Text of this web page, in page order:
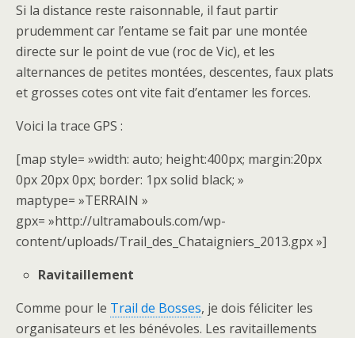
Si la distance reste raisonnable, il faut partir
prudemment car l’entame se fait par une montée
directe sur le point de vue (roc de Vic), et les
alternances de petites montées, descentes, faux plats
et grosses cotes ont vite fait d’entamer les forces.
Voici la trace GPS :
[map style= »width: auto; height:400px; margin:20px
0px 20px 0px; border: 1px solid black; »
maptype= »TERRAIN »
gpx= »http://ultramabouls.com/wp-
content/uploads/Trail_des_Chataigniers_2013.gpx »]
Ravitaillement
Comme pour le Trail de Bosses, je dois féliciter les
organisateurs et les bénévoles. Les ravitaillements